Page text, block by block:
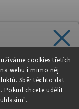
cookies třetích
webu i mimo něj
Sběr těchto dat
Pokud chcete udělit
smlouvy